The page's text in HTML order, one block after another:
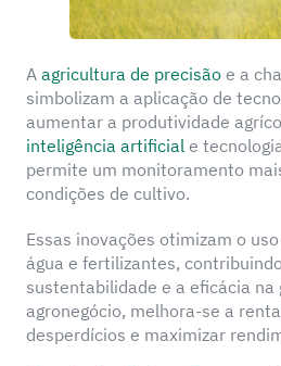
A agricultura de precisão e a
simbolizam a aplicação de
aumentar a produtividade
inteligência artificial e
permite um monitoramento
condições de cultivo.
Essas inovações otimizam o
água e fertilizantes,
sustentabilidade e a eficácia na
agronegócio, melhora-se a
desperdícios e maximizar